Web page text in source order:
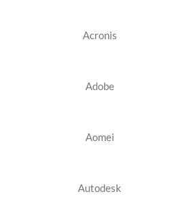
Acronis
Adobe
Aomei
Autodesk